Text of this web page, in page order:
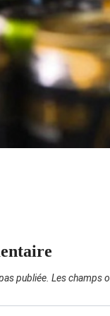
publiée. Les champs